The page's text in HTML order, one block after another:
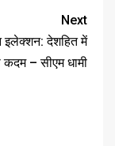
Next
देशहित में
कदम – सीएम धामी